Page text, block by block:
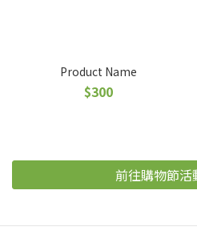
Product Name
$300
前往購物節活